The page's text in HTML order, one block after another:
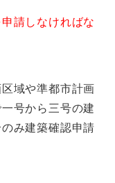
請しなければな
域や準都市計画
号から三号の建
み建築確認申請